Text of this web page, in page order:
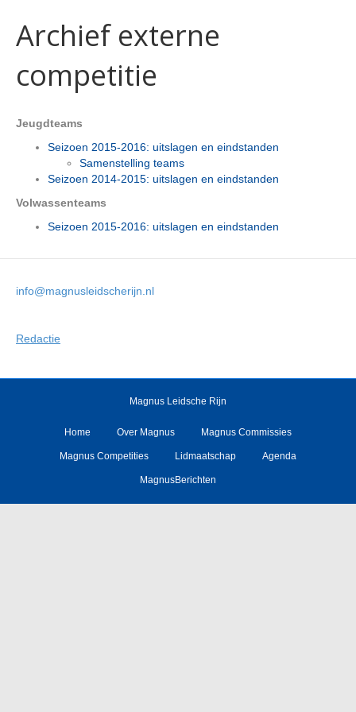
Archief externe
competitie
Jeugdteams
Seizoen 2015-2016: uitslagen en eindstanden
Samenstelling teams
Seizoen 2014-2015: uitslagen en eindstanden
Volwassenteams
Seizoen 2015-2016: uitslagen en eindstanden
info@magnusleidscherijn.nl
Redactie
Magnus Leidsche Rijn
Home Over Magnus Magnus Commissies
Magnus Competities Lidmaatschap Agenda
MagnusBerichten